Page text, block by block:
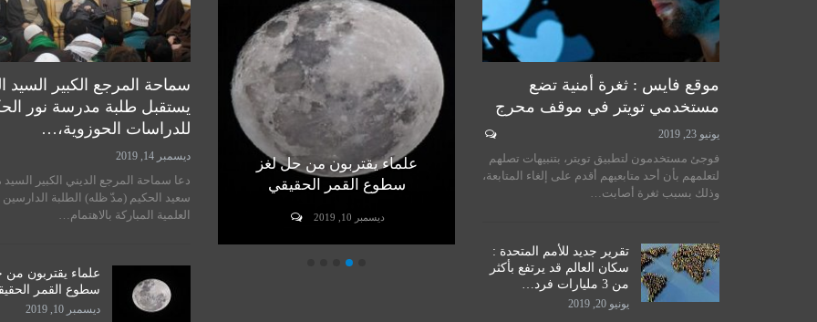
موقع فايس : ثغرة أمنية تضع
مستخدمي تويتر في موقف محرج
يونيو 23, 2019
فوجئ مستخدمون لتطبيق تويتر، بتنبيهات تصلهم
لتعلمهم بأن أحد متابعيهم أقدم على إلغاء المتابعة،
وذلك بسبب ثغرة أصابت…
تقرير جديد للأمم المتحدة :
سكان العالم قد يرتفع بأكثر
من 3 مليارات فرد…
يونيو 20, 2019
سماحة المرجع الكبير السيد
الحكيم يستقبل طلبة مدرسة نور
الحكمة للدراسات الحوزوية،…
علماء يقتربون من حل لغز
سطوع القمر الحقيقي
ديسمبر 10, 2019
رأي خبير في مسألة زراعة
الرأس لدى البشر
ديسمبر 10, 2019
سماحة المرجع الكبير السيد
يستقبل طلبة مدرسة نور
للدراسات الحوزوية،…
ديسمبر 14, 2019
دعا سماحة المرجع الديني الكبير
سعيد الحكيم (مدّ ظله) الطلبة الدارسين
العلمية المباركة بالاهتمام…
علماء يقتربون من
سطوع القمر
ديسمبر 10, 2019